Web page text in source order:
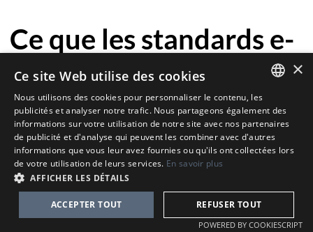
Ce que les standards e-
invoicing changent
dans NetSuite
Pour les utilisateurs NetSuite, la conformité e-invoicing
commence dans l’ERP.
Un connecteur peut transmettre, transformer et
synchroniser les données. Mais il ne peut pas compenser
ENGLISH
FRENCH
×
Ce site Web utilise des cookies
Nous utilisons des cookies pour personnaliser le contenu, les
publicités et analyser notre trafic. Nous partageons également des
informations sur votre utilisation de notre site avec nos partenaires
de publicité et d'analyse qui peuvent les combiner avec d'autres
informations que vous leur avez fournies ou qu'ils ont collectées lors
de votre utilisation de leurs services. En savoir plus
AFFICHER LES DÉTAILS
ACCEPTER TOUT REFUSER TOUT
POWERED BY COOKIESCRIPT